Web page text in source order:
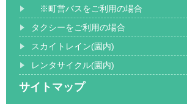
※町営バスをご利用の場合
タクシーをご利用の場合
スカイトレイン(園内)
レンタサイクル(園内)
サイトマップ